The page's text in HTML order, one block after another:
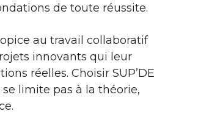
de toute réussite.
au travail collaboratif
innovants qui leur
réelles. Choisir SUP’DE
limite pas à la théorie,